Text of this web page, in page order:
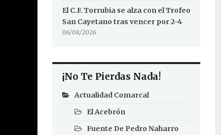
El C.F. Torrubia se alza con el Trofeo
San Cayetano tras vencer por 2-4
06/08/2026
¡No Te Pierdas Nada!
Actualidad Comarcal
El Acebrón
Fuente De Pedro Naharro